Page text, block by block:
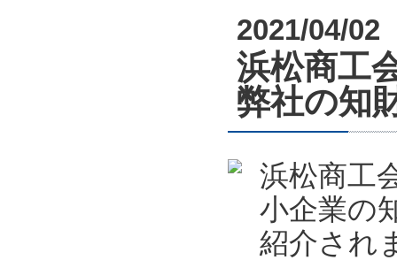
2021/04/02
浜松商工
弊社の知
浜松商工
小企業の
紹介され